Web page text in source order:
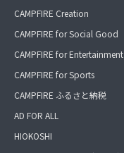
CAMPFIRE Creation
CAMPFIRE for Social Good
CAMPFIRE for Entertainment
CAMPFIRE for Sports
CAMPFIRE ふるさと納税
AD FOR ALL
HIOKOSHI